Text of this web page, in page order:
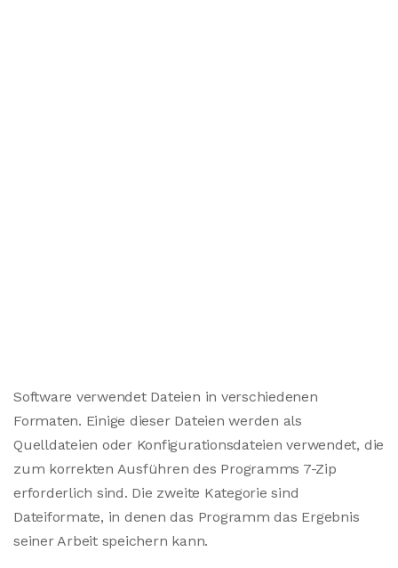
Software verwendet Dateien in verschiedenen
Formaten. Einige dieser Dateien werden als
Quelldateien oder Konfigurationsdateien verwendet, die
zum korrekten Ausführen des Programms 7-Zip
erforderlich sind. Die zweite Kategorie sind
Dateiformate, in denen das Programm das Ergebnis
seiner Arbeit speichern kann.